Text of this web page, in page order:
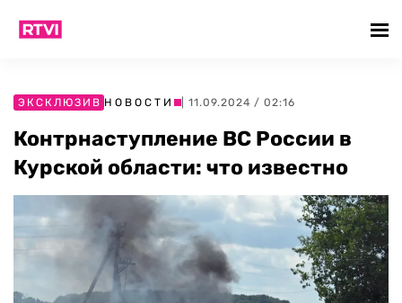
ЭКСКЛЮЗИВ НОВОСТИ | 11.09.2024 / 02:16
Контрнаступление ВС России в
Курской области: что известно